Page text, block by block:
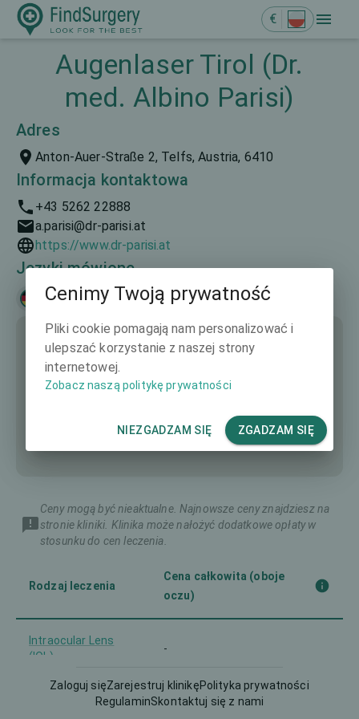
€
Augenlaser Tirol (Dr.
med. Albino Parisi)
Adres
Anton-Auer-Straße 2, Telfs, Austria, 6410
Informacja kontaktowa
+43 5262 22888
a.parisi@dr-parisi.at
https://www.dr-parisi.at
Języki mówione
Deutsch
Ceny mogą być nieaktualne. Najnowsze ceny znajdziesz na
stronie kliniki. Klinika może nałożyć dodatkowe opłaty w
stosunku do cen leczenia.
Rodzaj leczenia
Cena całkowita (oboje
oczu)
Intraocular Lens
(IOL)
-
Zaloguj sięZarejestruj klinikęPolityka prywatności
RegulaminSkontaktuj się z nami
Cenimy Twoją prywatność
Pliki cookie pomagają nam personalizować i
ulepszać korzystanie z naszej strony
internetowej.
Zobacz naszą politykę prywatności
NIEZGADZAM SIĘ ZGADZAM SIĘ